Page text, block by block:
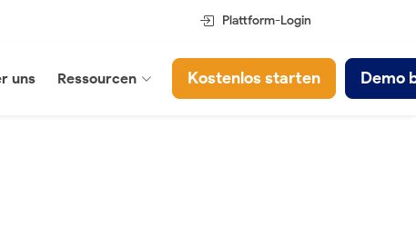
Plattform-Login
uns Ressourcen Kostenlos starten Demo